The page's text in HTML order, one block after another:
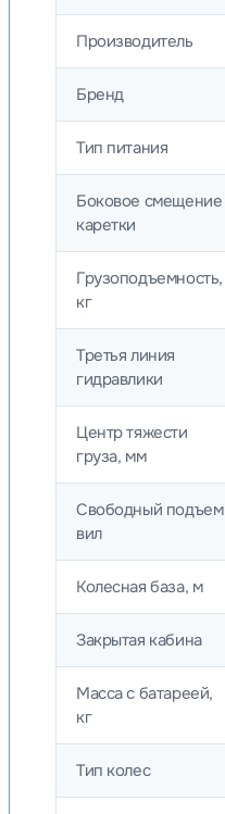
Производитель
Бренд
Тип питания
Боковое смещение
каретки
Грузоподъемность,
кг
Третья линия
гидравлики
Центр тяжести
груза, мм
Свободный подъем
вил
Колесная база, м
Закрытая кабина
Масса с батареей,
кг
Тип колес